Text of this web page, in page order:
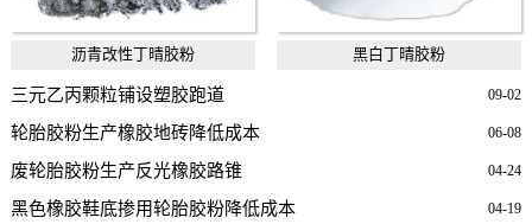
沥青改性丁晴胶粉 黑白丁晴胶粉
09-02
三元乙丙颗粒铺设塑胶跑道
06-08
轮胎胶粉生产橡胶地砖降低成本
04-24
废轮胎胶粉生产反光橡胶路锥
04-19
黑色橡胶鞋底掺用轮胎胶粉降低成本